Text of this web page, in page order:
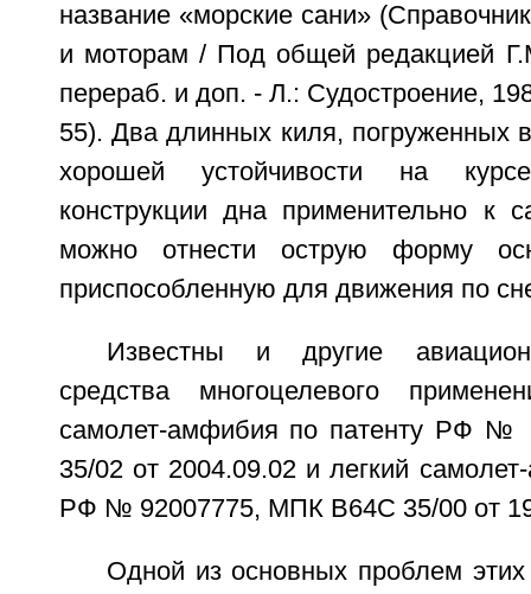
название «морские сани»
и моторам / Под общей редакцией
перераб. и доп. - Л.: Судостроение,
55). Два длинных киля, погруженных
хорошей устойчивости на
конструкции дна применительно к
можно отнести острую форму
приспособленную для движения по
Известны и другие
средства многоцелевого
самолет-амфибия по патенту РФ
35/02 от 2004.09.02 и легкий
РФ № 92007775, МПК В64С 35/00 от
Одной из основных проблем этих